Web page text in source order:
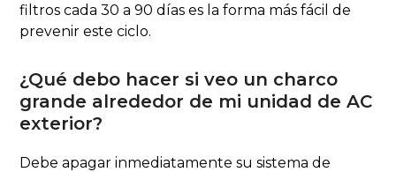
filtros cada 30 a 90 días es la forma más fácil de
prevenir este ciclo.
¿Qué debo hacer si veo un charco
grande alrededor de mi unidad de AC
exterior?
Debe apagar inmediatamente su sistema de